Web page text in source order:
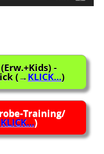
-
(→KLICK...)
Training/
KLICK...)